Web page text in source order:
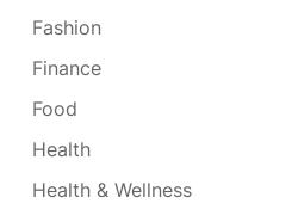
Fashion
Finance
Food
Health
Health & Wellness